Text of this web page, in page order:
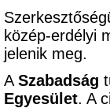
közép-erdélyi
jelenik meg.
A Szabadság
Egyesület. A